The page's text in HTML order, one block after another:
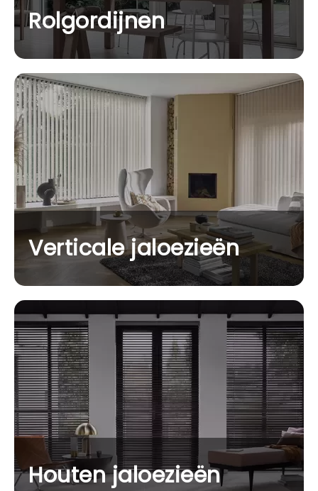
Rolgordijnen
Verticale jaloezieën
Houten jaloezieën